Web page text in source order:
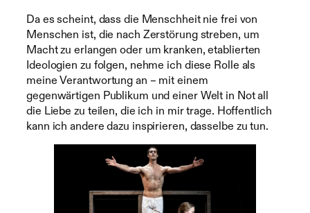
Da es scheint, dass die Menschheit nie frei von
Menschen ist, die nach Zerstörung streben, um
Macht zu erlangen oder um kranken, etablierten
Ideologien zu folgen, nehme ich diese Rolle als
meine Verantwortung an – mit einem
gegenwärtigen Publikum und einer Welt in Not all
die Liebe zu teilen, die ich in mir trage. Hoffentlich
kann ich andere dazu inspirieren, dasselbe zu tun.